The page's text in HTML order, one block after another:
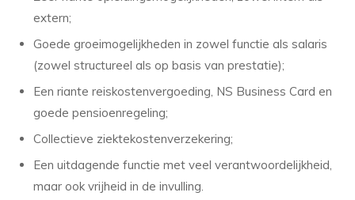
extern;
Goede groeimogelijkheden in zowel functie als salaris
(zowel structureel als op basis van prestatie);
Een riante reiskostenvergoeding, NS Business Card en
goede pensioenregeling;
Collectieve ziektekostenverzekering;
Een uitdagende functie met veel verantwoordelijkheid,
maar ook vrijheid in de invulling.